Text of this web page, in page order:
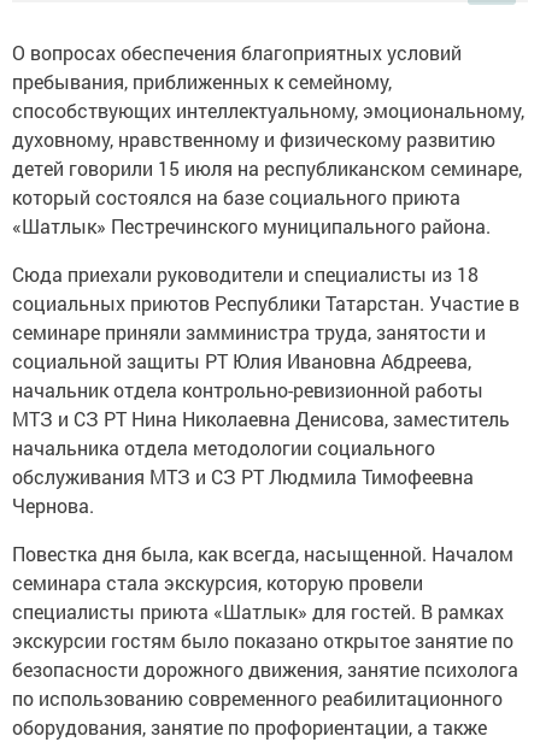
О вопросах обеспечения благоприятных условий
пребывания, приближенных к семейному,
способствующих интеллектуальному, эмоциональному,
духовному, нравственному и физическому развитию
детей говорили 15 июля на республиканском семинаре,
который состоялся на базе социального приюта
«Шатлык» Пестречинского муниципального района.
Сюда приехали руководители и специалисты из 18
социальных приютов Республики Татарстан. Участие в
семинаре приняли замминистра труда, занятости и
социальной защиты РТ Юлия Ивановна Абдреева,
начальник отдела контрольно-ревизионной работы
МТЗ и СЗ РТ Нина Николаевна Денисова, заместитель
начальника отдела методологии социального
обслуживания МТЗ и СЗ РТ Людмила Тимофеевна
Чернова.
Повестка дня была, как всегда, насыщенной. Началом
семинара стала экскурсия, которую провели
специалисты приюта «Шатлык» для гостей. В рамках
экскурсии гостям было показано открытое занятие по
безопасности дорожного движения, занятие психолога
по использованию современного реабилитационного
оборудования, занятие по профориентации, а также